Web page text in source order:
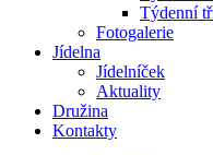
Týdenní
Fotogalerie
Jídelna
Jídelníček
Aktuality
Družina
Kontakty